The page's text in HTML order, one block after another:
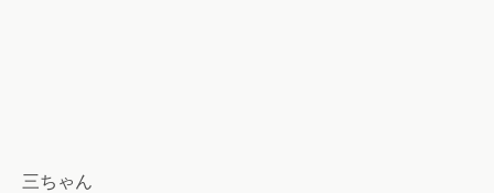
三ちゃん